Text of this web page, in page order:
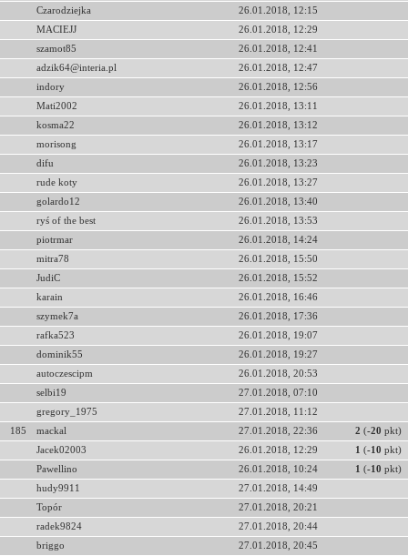
Czarodziejka
26.01.2018, 12:15
MACIEJJ
26.01.2018, 12:29
szamot85
26.01.2018, 12:41
adzik64@interia.pl
26.01.2018, 12:47
indory
26.01.2018, 12:56
Mati2002
26.01.2018, 13:11
kosma22
26.01.2018, 13:12
morisong
26.01.2018, 13:17
difu
26.01.2018, 13:23
rude koty
26.01.2018, 13:27
golardo12
26.01.2018, 13:40
ryś of the best
26.01.2018, 13:53
piotrmar
26.01.2018, 14:24
mitra78
26.01.2018, 15:50
JudiC
26.01.2018, 15:52
karain
26.01.2018, 16:46
szymek7a
26.01.2018, 17:36
rafka523
26.01.2018, 19:07
dominik55
26.01.2018, 19:27
autoczescipm
26.01.2018, 20:53
selbi19
27.01.2018, 07:10
gregory_1975
27.01.2018, 11:12
185
mackal 27.01.2018, 22:36 2 (-20 pkt)
Jacek02003
26.01.2018, 12:29 1 (-10 pkt)
Pawellino
26.01.2018, 10:24 1 (-10 pkt)
hudy9911
27.01.2018, 14:49
Topór
27.01.2018, 20:21
radek9824
27.01.2018, 20:44
briggo
27.01.2018, 20:45